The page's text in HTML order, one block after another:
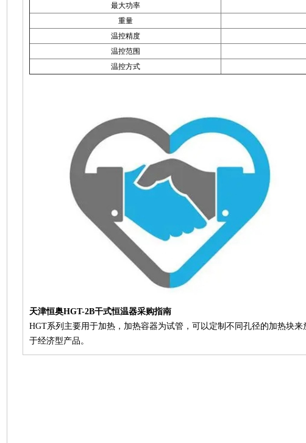
最大功率
重量
温控精度
温控范围
温控方式
天津恒奥HGT-2B干式恒温器采购指南
HGT系列主要用于加热，加热容器为试管，可以定制不同孔径的加热块
于经济型产品。